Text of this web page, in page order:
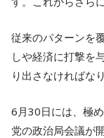
従来のパターンを
しや経済に打撃を
り出さなければな
6月30日には、極
党の政治局会議が